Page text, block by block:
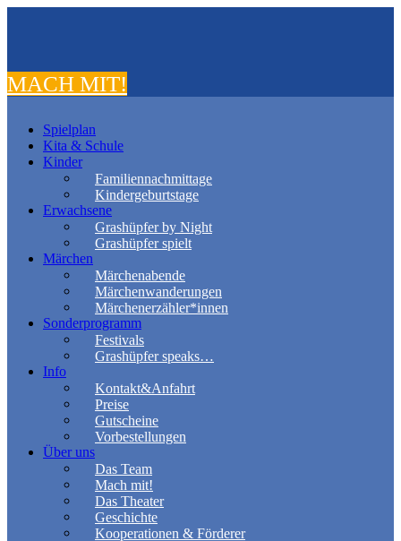
MACH MIT!
Spielplan
Kita & Schule
Kinder
Familiennachmittage
Kindergeburtstage
Erwachsene
Grashüpfer by Night
Grashüpfer spielt
Märchen
Märchenabende
Märchenwanderungen
Märchenerzähler*innen
Sonderprogramm
Festivals
Grashüpfer speaks…
Info
Kontakt&Anfahrt
Preise
Gutscheine
Vorbestellungen
Über uns
Das Team
Mach mit!
Das Theater
Geschichte
Kooperationen & Förderer